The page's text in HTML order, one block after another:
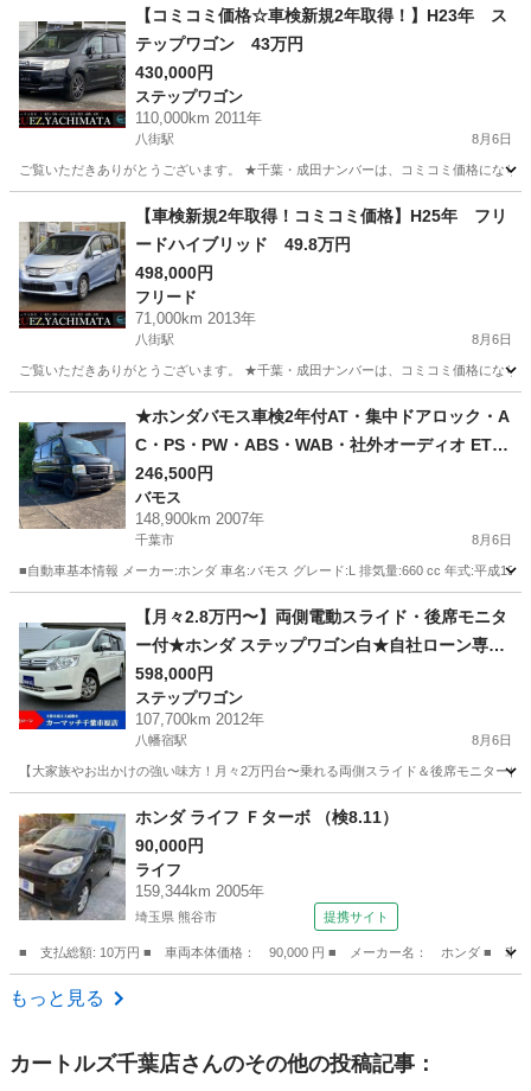
【コミコミ価格☆車検新規2年取得！】H23年 ス
テップワゴン 43万円
430,000円
ステップワゴン
110,000km 2011年
八街駅 8月6日
ご覧いただきありがとうございます。 ★千葉・成田ナンバーは、コミコミ価格にな
八街駅 ステップワゴン 走行距離
【車検新規2年取得！コミコミ価格】H25年 フリ
ードハイブリッド 49.8万円
498,000円
フリード
71,000km 2013年
八街駅 8月6日
ご覧いただきありがとうございます。 ★千葉・成田ナンバーは、コミコミ価格にな
八街駅 フリード フリードハイブリッド
★ホンダバモス車検2年付AT・集中ドアロック・A
C・PS・PW・ABS・WAB・社外オーディオ ETC
付きボディー スーパーブラック全塗装車両☆
246,500円
バモス
148,900km 2007年
千葉市 8月6日
■自動車基本情報 メーカー:ホンダ 車名:バモス グレード:L 排気量:660 cc 年式:平成19
バモス 車両
【月々2.8万円〜】両側電動スライド・後席モニタ
ー付★ホンダ ステップワゴン白★自社ローン専門
だからブラック・債務整理・他社否決でも審査通
過率90%超！
598,000円
ステップワゴン
107,700km 2012年
八幡宿駅 8月6日
【大家族やお出かけの強い味方！月々2万円台〜乗れる両側スライド＆後席モニター
八幡宿駅 ステップワゴン パール
ホンダ ライフ Ｆターボ （検8.11）
90,000円
ライフ
159,344km 2005年
埼玉県 熊谷市 提携サイト
■ 支払総額: 10万円 ■ 車両本体価格： 90,000 円 ■ メーカー名： ホンダ ■
埼玉 熊谷市
もっと見る
カートルズ千葉店さんのその他の投稿記事：